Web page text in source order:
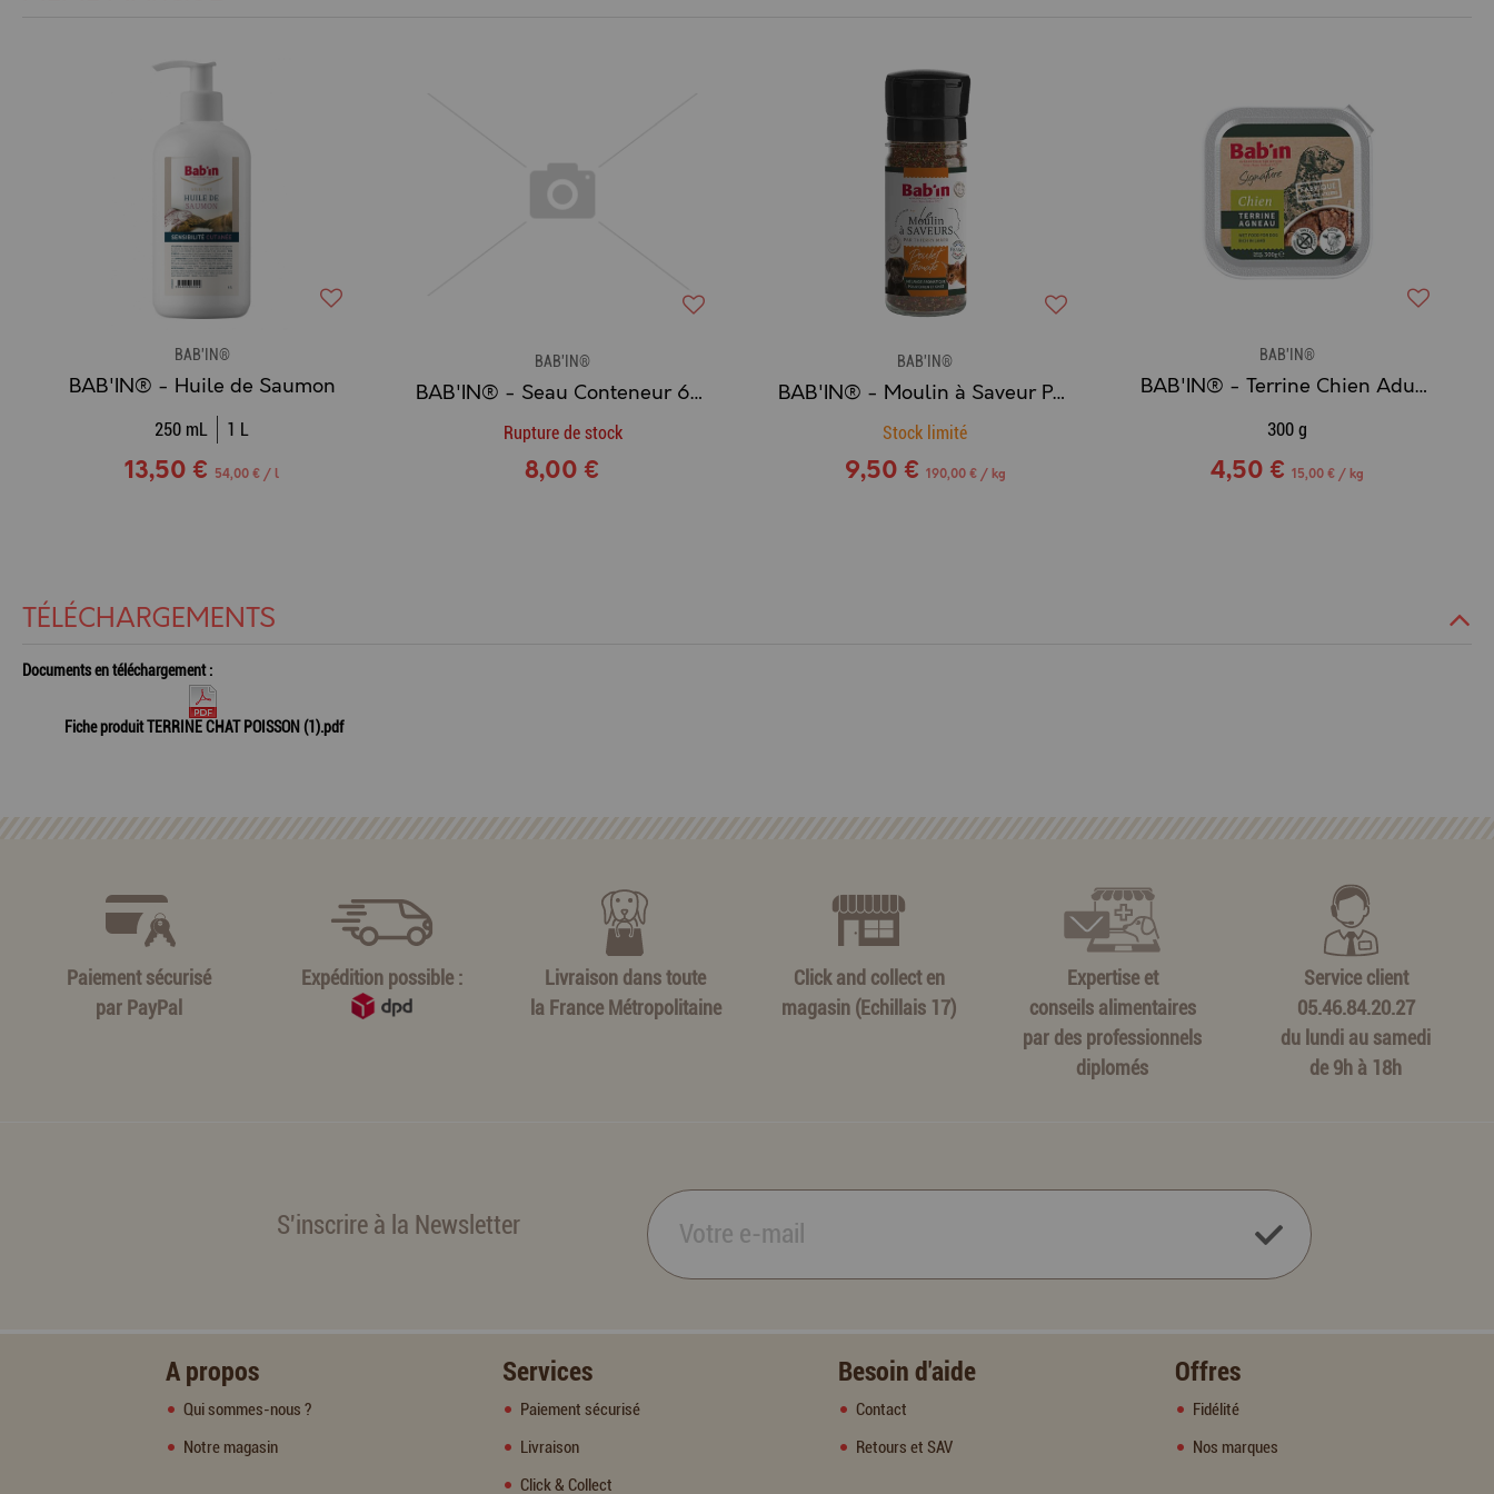
BAB'IN®
BAB'IN® - Huile de Saumon
250 mL 1 L
13,50 € 54,00 € / l
BAB'IN®
BAB'IN® - Seau Conteneur 6L - Croquettes Chat
Rupture de stock
8,00 €
BAB'IN®
BAB'IN® - Moulin à Saveur Poulet & Tomate, par Thierry MARX
Stock limité
9,50 € 190,00 € / kg
BAB'IN®
BAB'IN® - Terrine Chien Adulte Agneau, Sans Céréales & Mono-protéine
300 g
4,50 € 15,00 € / kg
TÉLÉCHARGEMENTS
Documents en téléchargement :
Fiche produit TERRINE CHAT POISSON (1).pdf
Paiement sécurisé
par PayPal
Expédition possible :
Livraison dans toute
la France Métropolitaine
Click and collect en
magasin (Echillais 17)
Expertise et
conseils alimentaires
par des professionnels
diplomés
Service client
05.46.84.20.27
du lundi au samedi
de 9h à 18h
S'inscrire à la Newsletter
A propos
Qui sommes-nous ?
Notre magasin
Services
Paiement sécurisé
Livraison
Click & Collect
Besoin d'aide
Contact
Retours et SAV
Offres
Fidélité
Nos marques